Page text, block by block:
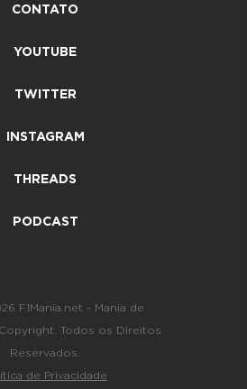
CONTATO
YOUTUBE
TWITTER
INSTAGRAM
THREADS
PODCAST
F1Mania.net - Mania de
Todos os Direitos
Reservados.
de Privacidade